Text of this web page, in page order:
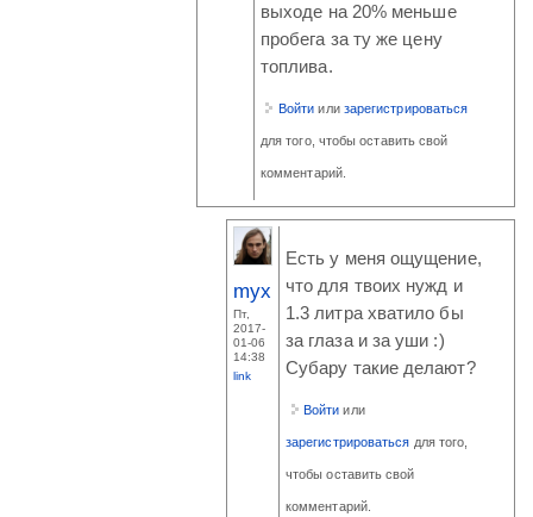
выходе на 20% меньше
пробега за ту же цену
топлива.
Войти или зарегистрироваться
для того, чтобы оставить свой
комментарий.
myx
Пт,
2017-
01-06
14:38
link
Есть у меня ощущение,
что для твоих нужд и
1.3 литра хватило бы
за глаза и за уши :)
Субару такие делают?
Войти или
зарегистрироваться для того,
чтобы оставить свой
комментарий.